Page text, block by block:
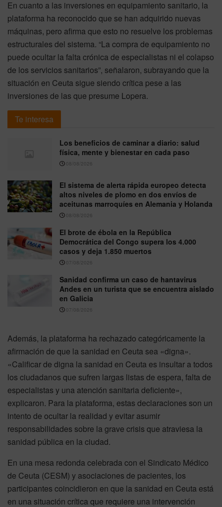
En cuanto a las inversiones en equipamiento sanitario, la
plataforma ha reconocido que se han adquirido nuevas
máquinas, pero afirma que esto no resuelve los problemas
estructurales del sistema. “La compra de equipamiento no
puede ocultar la falta crónica de especialistas ni el colapso
de los servicios sanitarios”, señalaron, subrayando que la
situación en Ceuta sigue siendo crítica pese a las
inversiones de las que presume Lopera.
Te interesa
Los beneficios de caminar a diario: salud
física, mente y bienestar en cada paso
08/08/2026
El sistema de alerta rápida europeo detecta
altos niveles de plomo en dos envíos de
aceitunas marroquíes en Alemania y Holanda
08/08/2026
El brote de ébola en la República
Democrática del Congo supera los 4.000
casos y deja 1.850 muertos
07/08/2026
Sanidad confirma un caso de hantavirus
Andes en un turista que se encuentra aislado
en Galicia
07/08/2026
Además, la plataforma ha rechazado categóricamente la
afirmación de que la sanidad en Ceuta sea «digna».
«Calificar de digna la sanidad en Ceuta es insultar a todos
los ciudadanos que sufren largas listas de espera, falta de
especialistas y una atención sanitaria deficiente»,
explicaron. Para la plataforma, estas declaraciones son un
intento de ocultar la realidad y evitar asumir
responsabilidades sobre la grave crisis que atraviesa la
sanidad pública en la ciudad.
En una mesa redonda celebrada con el Sindicato Médico
de Ceuta (CESM) y asociaciones de pacientes, los
participantes coincidieron en que la sanidad en Ceuta está
en una situación crítica que requiere una intervención